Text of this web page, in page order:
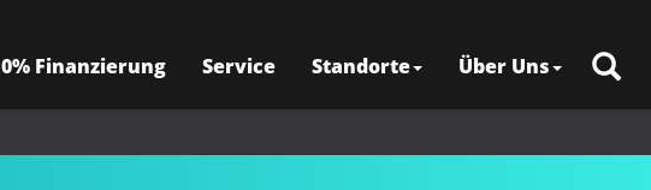
0% Finanzierung Service Standorte Über Uns